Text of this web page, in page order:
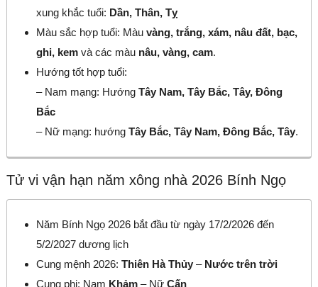
xung khắc tuổi: Dần, Thân, Tỵ
Màu sắc hợp tuổi: Màuvàng, trắng, xám, nâu đất, bạc,
ghi, kem và các màu nâu, vàng, cam.
Hướng tốt hợp tuổi:
– Nam mạng: HướngTây Nam, Tây Bắc, Tây, Đông
Bắc
– Nữ mạng: hướngTây Bắc, Tây Nam, Đông Bắc, Tây.
Tử vi vận hạn năm xông nhà 2026 Bính Ngọ
Năm Bính Ngọ 2026 bắt đầu từ ngày 17/2/2026 đến
5/2/2027 dương lịch
Cung mệnh 2026:Thiên Hà Thủy – Nước trên trời
Cung phi: Nam Khảm – NữCấn